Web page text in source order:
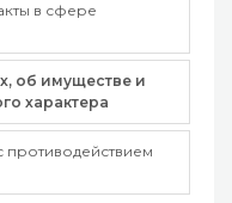
в сфере
об имуществе и
характера